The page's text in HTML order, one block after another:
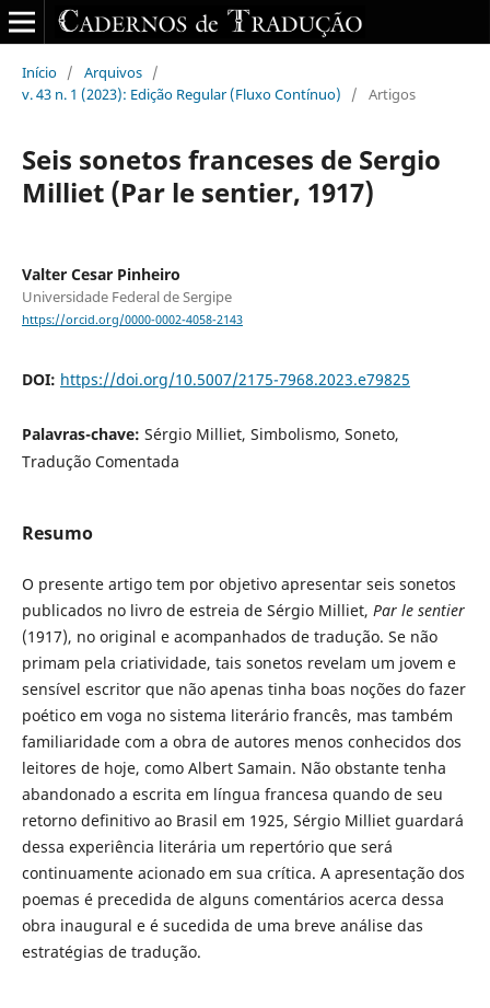
Início / Arquivos /
v. 43 n. 1 (2023): Edição Regular (Fluxo Contínuo)
/ Artigos
Seis sonetos franceses de Sergio
Milliet (Par le sentier, 1917)
Valter Cesar Pinheiro
Universidade Federal de Sergipe
https://orcid.org/0000-0002-4058-2143
DOI: https://doi.org/10.5007/2175-7968.2023.e79825
Palavras-chave: Sérgio Milliet, Simbolismo, Soneto,
Tradução Comentada
Resumo
O presente artigo tem por objetivo apresentar seis sonetos
publicados no livro de estreia de Sérgio Milliet, Par le sentier
(1917), no original e acompanhados de tradução. Se não
primam pela criatividade, tais sonetos revelam um jovem e
sensível escritor que não apenas tinha boas noções do fazer
poético em voga no sistema literário francês, mas também
familiaridade com a obra de autores menos conhecidos dos
leitores de hoje, como Albert Samain. Não obstante tenha
abandonado a escrita em língua francesa quando de seu
retorno definitivo ao Brasil em 1925, Sérgio Milliet guardará
dessa experiência literária um repertório que será
continuamente acionado em sua crítica. A apresentação dos
poemas é precedida de alguns comentários acerca dessa
obra inaugural e é sucedida de uma breve análise das
estratégias de tradução.